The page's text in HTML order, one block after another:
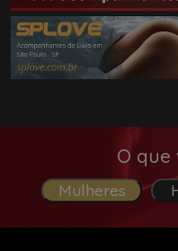
O que
Mulheres